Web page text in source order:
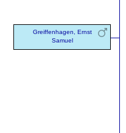
Greiffenhagen, Ernst
Samuel